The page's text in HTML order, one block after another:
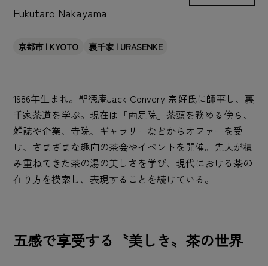
Fukutaro Nakayama
京都市 | KYOTO 裏千家 | URASENKE
1986年生まれ。聖徳庵Jack Convery 宗好氏に師事し、裏
千家茶道を学ぶ。現在は「両足院」茶頭を務める傍ら、
雑誌や企業、寺院、ギャラリーなどからオファーを受
け、さまざまな趣向の茶会やイベントを開催。先人が積
み重ねてきた茶の湯の美しさを学び、現代における茶の
在り方を模索し、表現することを続けている。
五感で享受する〝美しき〟茶の世界